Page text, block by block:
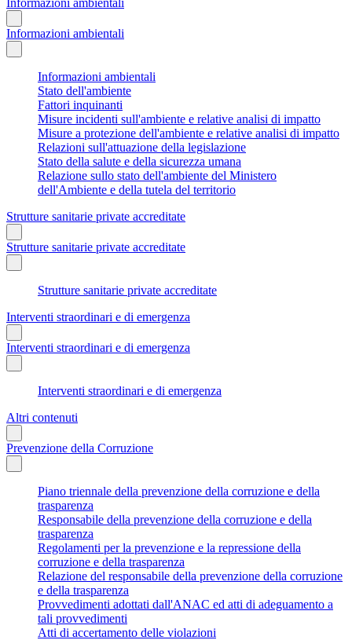
Informazioni ambientali
Informazioni ambientali
Stato dell'ambiente
Fattori inquinanti
Misure incidenti sull'ambiente e relative analisi di impatto
Misure a protezione dell'ambiente e relative analisi di impatto
Relazioni sull'attuazione della legislazione
Stato della salute e della sicurezza umana
Relazione sullo stato dell'ambiente del Ministero
dell'Ambiente e della tutela del territorio
Strutture sanitarie private accreditate
Strutture sanitarie private accreditate
Strutture sanitarie private accreditate
Interventi straordinari e di emergenza
Interventi straordinari e di emergenza
Interventi straordinari e di emergenza
Altri contenuti
Prevenzione della Corruzione
Piano triennale della prevenzione della corruzione e della
trasparenza
Responsabile della prevenzione della corruzione e della
trasparenza
Regolamenti per la prevenzione e la repressione della
corruzione e della trasparenza
Relazione del responsabile della prevenzione della corruzione
e della trasparenza
Provvedimenti adottati dall'ANAC ed atti di adeguamento a
tali provvedimenti
Atti di accertamento delle violazioni